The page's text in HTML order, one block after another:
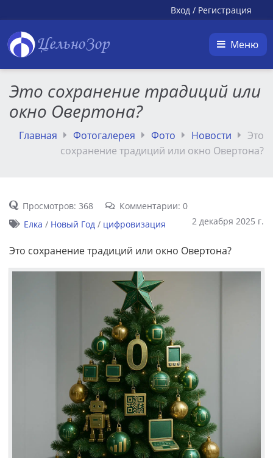
Вход / Регистрация
ЦельноЗор Меню
Это сохранение традиций или
окно Овертона?
Главная Фотогалерея Фото Новости
Это
сохранение традиций или окно Овертона?
Просмотров: 368
Комментарии: 0
2 декабря 2025 г.
Елка / Новый Год/ цифровизация
Это сохранение традиций или окно Овертона?